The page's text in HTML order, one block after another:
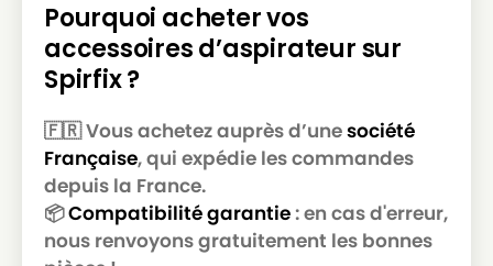
LG-
GOLDSTAR
LG-GOLDSTAR T 2750
LG-
GOLDSTAR
LG-
GOLDSTAR
LG-GOLDSTAR T 2950
LG-
GOLDSTAR
LG-GOLDSTAR T 2990
Pourquoi acheter vos
accessoires d’aspirateur sur
Spirfix ?
🇫🇷 Vous achetez auprès d’unesociété
Française, qui expédie les commandes
depuis la France.
📦Compatibilité garantie: en cas d'erreur,
nous renvoyons gratuitement les bonnes